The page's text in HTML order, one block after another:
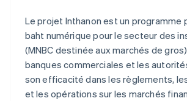
Le projet Inthanon est un
baht numérique pour le secteur des
(MNBC destinée aux marchés de
banques commerciales et les
son efficacité dans les règlements,
et les opérations sur les marchés